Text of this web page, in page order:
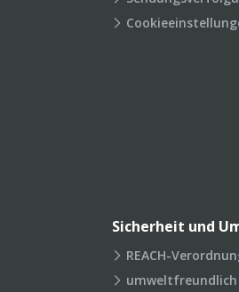
Sicherheit und
REACH-
umweltfreundlich